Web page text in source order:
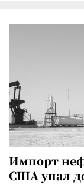
Импорт
США упал